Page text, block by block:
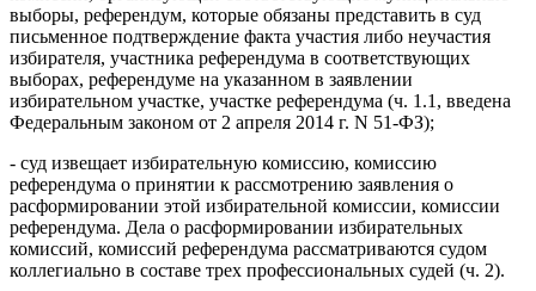
выборы, референдум, которые обязаны представить в суд
письменное подтверждение факта участия либо неучастия
избирателя, участника референдума в соответствующих
выборах, референдуме на указанном в заявлении
избирательном участке, участке референдума (ч. 1.1, введена
Федеральным законом от 2 апреля 2014 г. N 51-ФЗ);
- суд извещает избирательную комиссию, комиссию
референдума о принятии к рассмотрению заявления о
расформировании этой избирательной комиссии, комиссии
референдума. Дела о расформировании избирательных
комиссий, комиссий референдума рассматриваются судом
коллегиально в составе трех профессиональных судей (ч. 2).